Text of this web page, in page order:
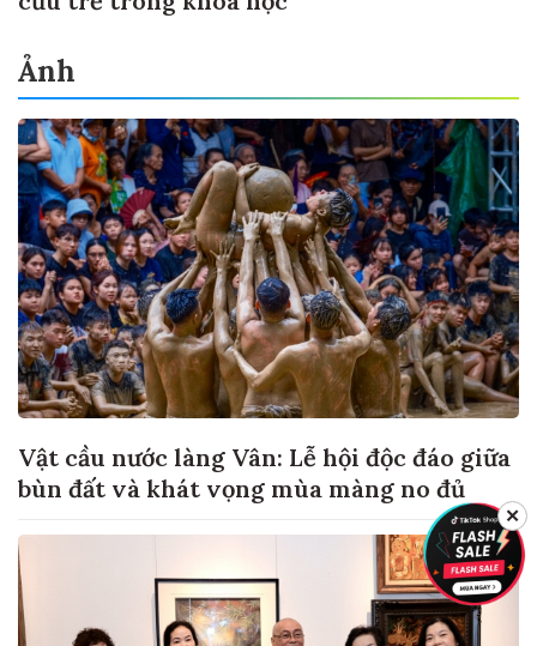
Ảnh
Vật cầu nước làng Vân: Lễ hội độc đáo giữa
bùn đất và khát vọng mùa màng no đủ
✕